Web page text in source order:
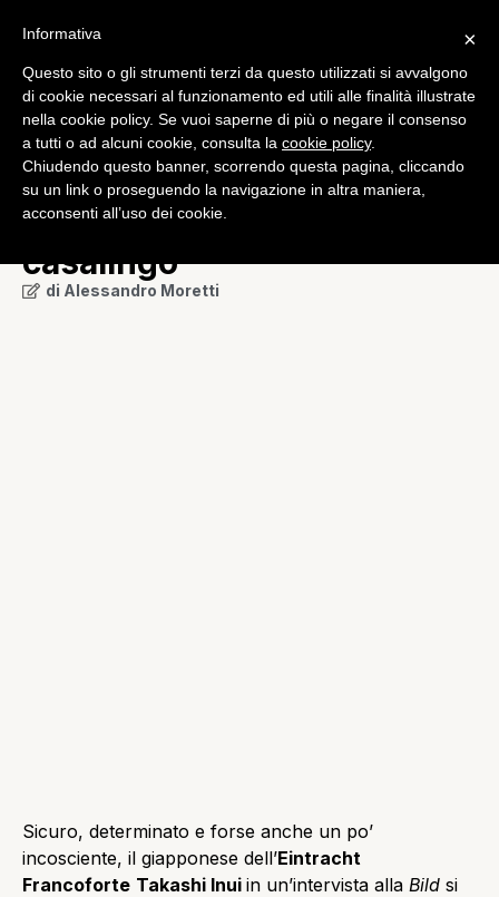
Bundesliga
Eintracht Francoforte,
Takashi Inui suona la
carica: “Possiamo battere il
Bayern all’esordio
casalingo”
di Alessandro Moretti
Sicuro, determinato e forse anche un po’
incosciente, il giapponese dell’Eintracht
Francoforte Takashi Inui in un’intervista alla Bild si
×
Informativa
Questo sito o gli strumenti terzi da questo utilizzati si avvalgono
di cookie necessari al funzionamento ed utili alle finalità illustrate
nella cookie policy. Se vuoi saperne di più o negare il consenso
a tutti o ad alcuni cookie, consulta la cookie policy.
Chiudendo questo banner, scorrendo questa pagina, cliccando
su un link o proseguendo la navigazione in altra maniera,
acconsenti all’uso dei cookie.